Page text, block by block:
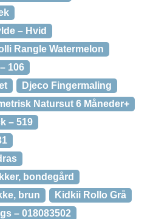
– Hvid
Rangle Watermelon
106
Djeco Fingermaling
Natursut 6 Måneder+
– 519
bondegård
brun
Kidkii Rollo Grå
– 018083502